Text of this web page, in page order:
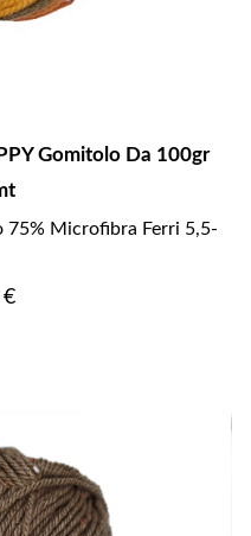
Gomitolo Da 100gr
75% Microfibra Ferri 5,5-
€